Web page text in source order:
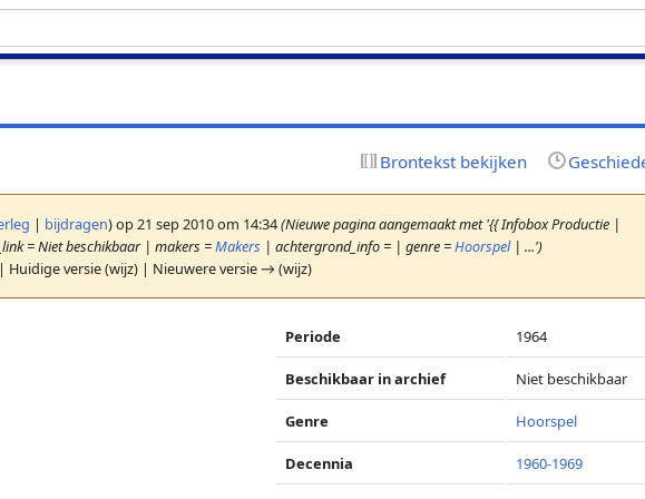
Brontekst bekijken
| bijdragen)op 21 sep 2010 om 14:34(Nieuwe pagina aangemaakt met '{{ Infobox Productie |
= Niet beschikbaar | makers =Makers | achtergrond_info = | genre =Hoorspel| ...')
versie (wijz) | Nieuwere versie → (wijz)
Periode 1964
Beschikbaar in archief Niet beschikbaar
Genre Hoorspel
Decennia 1960-1969